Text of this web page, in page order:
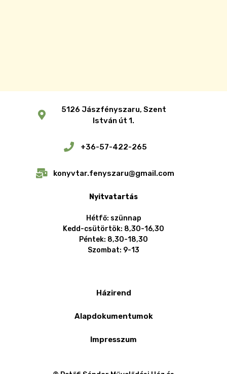
5126 Jászfényszaru, Szent
István út 1.
+36-57-422-265
konyvtar.fenyszaru@gmail.com
Nyitvatartás
Hétfő: szünnap
Kedd-csütörtök: 8,30-16,30
Péntek: 8,30-18,30
Szombat: 9-13
Házirend
Alapdokumentumok
Impresszum